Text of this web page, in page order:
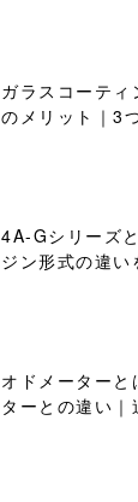
ガラスコーテ
のメリット｜3
4A-Gシリーズ
ジン形式の違
オドメーター
ターとの違い